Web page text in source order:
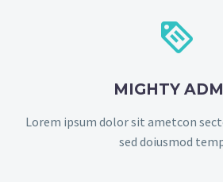


MIGHTY
Lorem ipsum dolor sit ametcon
sed doiusmod